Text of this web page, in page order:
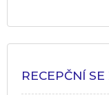
RECEPČNÍ